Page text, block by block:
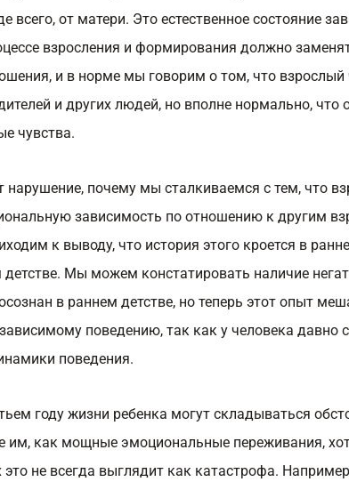
всего, от матери. Это естественное состояние
взросления и формирования должно
и в норме мы говорим о том, что взрослый
и других людей, но вполне нормально, что
чувства.
нарушение, почему мы сталкиваемся с тем, что
зависимость по отношению к другим
к выводу, что история этого кроется в
Мы можем констатировать наличие
в раннем детстве, но теперь этот опыт
поведению, так как у человека давно
поведения.
году жизни ребенка могут складываться
им, как мощные эмоциональные переживания,
это не всегда выглядит как катастрофа.